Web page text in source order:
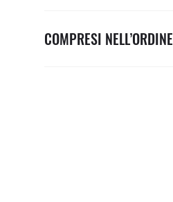
COMPRESI NELL’ORDINE